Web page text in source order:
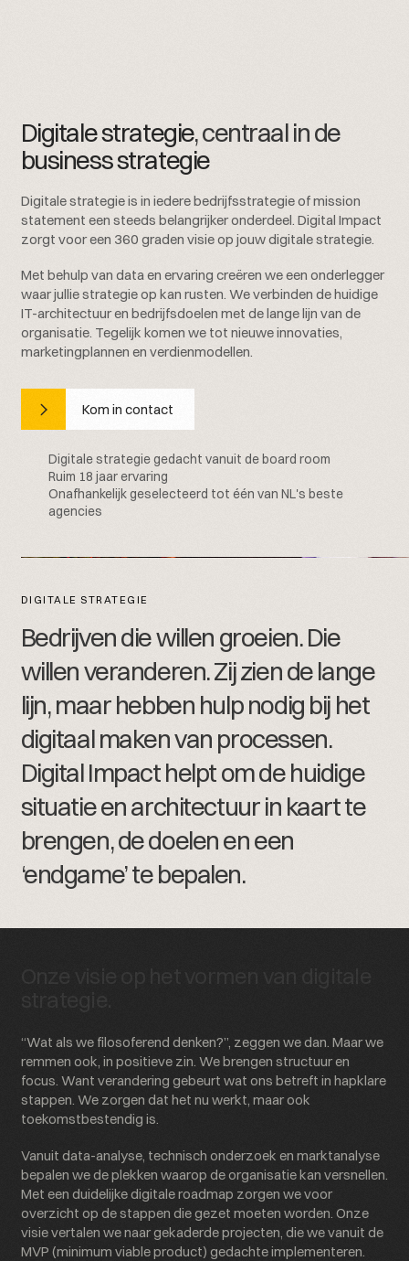
Digitale strategie, centraal in de
business strategie
Digitale strategie is in iedere bedrijfsstrategie of mission
statement een steeds belangrijker onderdeel. Digital Impact
zorgt voor een 360 graden visie op jouw digitale strategie.
Met behulp van data en ervaring creëren we een onderlegger
waar jullie strategie op kan rusten. We verbinden de huidige
IT-architectuur en bedrijfsdoelen met de lange lijn van de
organisatie. Tegelijk komen we tot nieuwe innovaties,
marketingplannen en verdienmodellen.
Kom in contact
Digitale strategie gedacht vanuit de board room
Ruim 18 jaar ervaring
Onafhankelijk geselecteerd tot één van NL's beste
agencies
DIGITALE STRATEGIE
Bedrijvendiewillen groeien.Die
willenveranderen.Zijziendelange
lijn,maarhebben hulpnodig bij het
digitaal makenvan processen.
DigitalImpacthelptomdehuidige
situatieenarchitectuurin kaartte
brengen,dedoeleneneen
‘endgame’tebepalen.
Onze visie op het vormen van digitale
strategie.
“Wat als we filosoferend denken?”, zeggen we dan. Maar we
remmen ook, in positieve zin. We brengen structuur en
focus. Want verandering gebeurt wat ons betreft in hapklare
stappen. We zorgen dat het nu werkt, maar ook
toekomstbestendig is.
Vanuit data-analyse, technisch onderzoek en marktanalyse
bepalen we de plekken waarop de organisatie kan versnellen.
Met een duidelijke digitale roadmap zorgen we voor
overzicht op de stappen die gezet moeten worden. Onze
visie vertalen we naar gekaderde projecten, die we vanuit de
MVP (minimum viable product) gedachte implementeren.